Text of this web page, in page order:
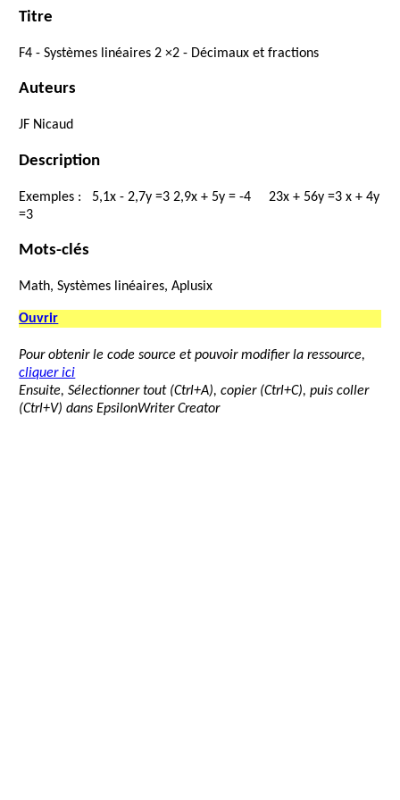
Titre
F4 - Systèmes linéaires 2 ×2 - Décimaux et fractions
Auteurs
JF Nicaud
Description
Exemples : 5,1x - 2,7y =3 2,9x + 5y = -4 23x + 56y =3 x + 4y
=3
Mots-clés
Math, Systèmes linéaires, Aplusix
Ouvrir
Pour obtenir le code source et pouvoir modifier la ressource,
cliquer ici
Ensuite, Sélectionner tout (Ctrl+A), copier (Ctrl+C), puis coller
(Ctrl+V) dans EpsilonWriter Creator